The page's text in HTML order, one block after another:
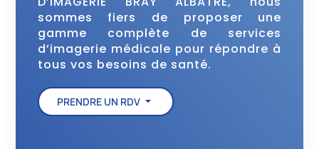
sommes fiers de proposer une
gamme complète de services
d’imagerie médicale pour répondre à
tous vos besoins de santé.
PRENDRE UN RDV